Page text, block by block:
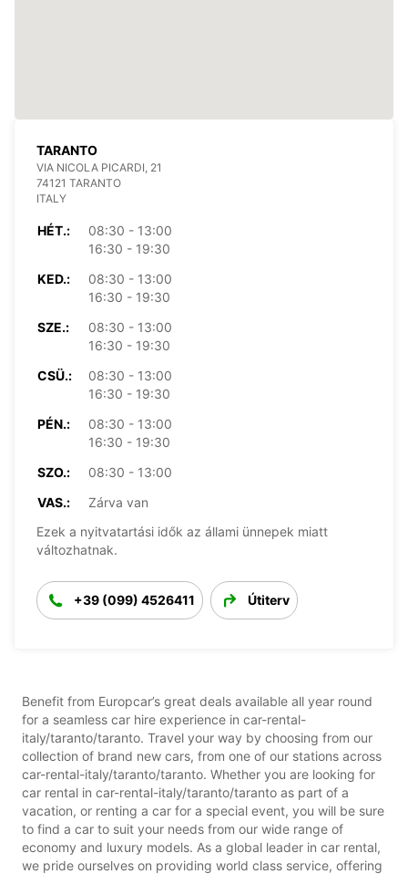
TARANTO
VIA NICOLA PICARDI, 21
74121 TARANTO
ITALY
HÉT.:
08:30 - 13:00
16:30 - 19:30
KED.:
08:30 - 13:00
16:30 - 19:30
SZE.:
08:30 - 13:00
16:30 - 19:30
CSÜ.:
08:30 - 13:00
16:30 - 19:30
PÉN.:
08:30 - 13:00
16:30 - 19:30
SZO.:
08:30 - 13:00
VAS.:
Zárva van
Ezek a nyitvatartási idők az állami ünnepek miatt
változhatnak.
+39 (099) 4526411 Útiterv
Benefit from Europcar’s great deals available all year round
for a seamless car hire experience in car-rental-
italy/taranto/taranto. Travel your way by choosing from our
collection of brand new cars, from one of our stations across
car-rental-italy/taranto/taranto. Whether you are looking for
car rental in car-rental-italy/taranto/taranto as part of a
vacation, or renting a car for a special event, you will be sure
to find a car to suit your needs from our wide range of
economy and luxury models. As a global leader in car rental,
we pride ourselves on providing world class service, offering